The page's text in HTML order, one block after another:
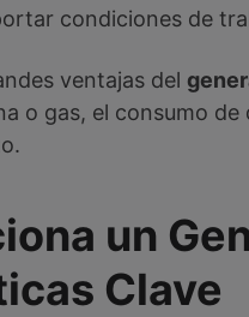
condiciones de
ventajas del
o gas, el consumo
un
Clave